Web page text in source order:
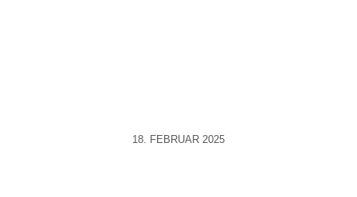
18. FEBRUAR 2025